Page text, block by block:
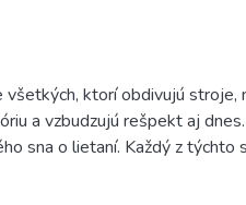
všetkých, ktorí obdivujú stroje,
a vzbudzujú rešpekt aj
sna o lietaní. Každý z týchto